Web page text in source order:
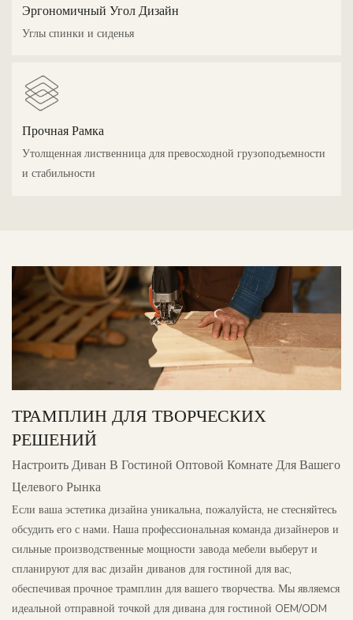
Эргономичный Угол Дизайн
Углы спинки и сиденья
Прочная Рамка
Утолщенная лиственница для превосходной грузоподъемности
и стабильности
ТРАМПЛИН ДЛЯ ТВОРЧЕСКИХ
РЕШЕНИЙ
Настроить Диван В Гостиной Оптовой Комнате Для Вашего
Целевого Рынка
Если ваша эстетика дизайна уникальна, пожалуйста, не стесняйтесь
обсудить его с нами. Наша профессиональная команда дизайнеров и
сильные производственные мощности завода мебели выберут и
спланируют для вас дизайн диванов для гостиной для вас,
обеспечивая прочное трамплин для вашего творчества. Мы являемся
идеальной отправной точкой для дивана для гостиной OEM/ODM